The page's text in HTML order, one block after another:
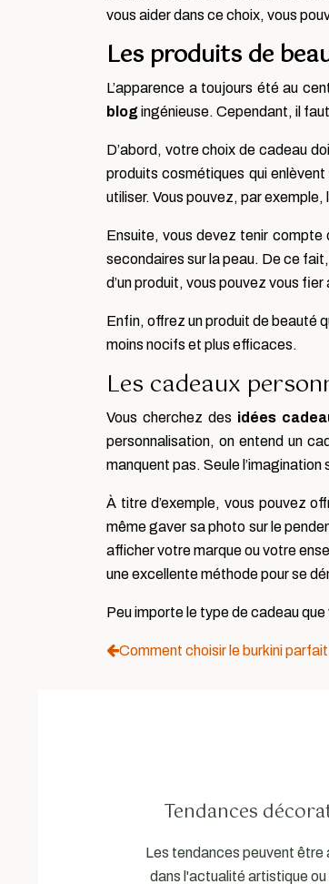
vous aider dans ce choix, vous
Les produits de
L’apparence a toujours été au
blogingénieuse. Cependant, il
D’abord, votre choix de cadeau
produits cosmétiques qui
utiliser. Vous pouvez, par
Ensuite, vous devez tenir
secondaires sur la peau. De ce
d’un produit, vous pouvez vous fier
Enfin, offrez un produit de beauté
moins nocifs et plus efficaces.
Les cadeaux
Vous cherchez des idées
personnalisation, on entend un
manquent pas. Seule l’imagination
À titre d’exemple, vous pouvez
même gaver sa photo sur le
afficher votre marque ou votre
une excellente méthode pour se
Peu importe le type de cadeau
Comment choisir le burkini
Tendances
Les tendances peuvent être
dans l'actualité artistique ou